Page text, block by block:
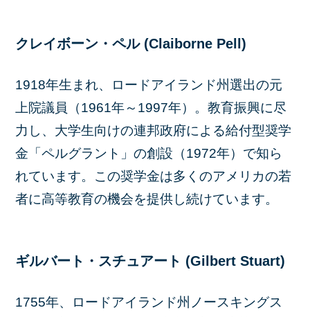
クレイボーン・ペル (Claiborne Pell)
1918年生まれ、ロードアイランド州選出の元
上院議員（1961年～1997年）。教育振興に尽
力し、大学生向けの連邦政府による給付型奨学
金「ペルグラント」の創設（1972年）で知ら
れています。この奨学金は多くのアメリカの若
者に高等教育の機会を提供し続けています。
ギルバート・スチュアート (Gilbert Stuart)
1755年、ロードアイランド州ノースキングス